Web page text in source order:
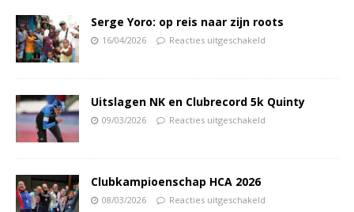
Serge Yoro: op reis naar zijn roots
16/04/2026 Reacties uitgeschakeld
Uitslagen NK en Clubrecord 5k Quinty
09/03/2026 Reacties uitgeschakeld
Clubkampioenschap HCA 2026
08/03/2026 Reacties uitgeschakeld